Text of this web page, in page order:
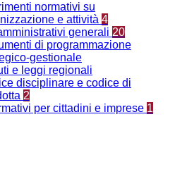
normativi su
e attività 4
generali 20
di programmazione
gestionale
e leggi regionali
disciplinare e codice di
2
per cittadini e imprese 1